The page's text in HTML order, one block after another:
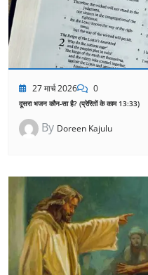
27 मार्च 2026 0
दूसरा भजन कौन-सा है? (प्रेरितों के काम 13:33)
By Doreen Kajulu